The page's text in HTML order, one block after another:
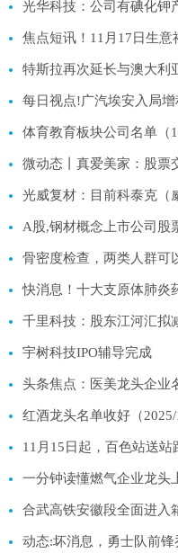
光华科技：公司有碘化钾
焦点短讯！11月17日生意
特斯拉再次延长与澳大利
每日视点!广汽埃安入局
体育教育板块公司名单（
微动态丨真爱美家：股票
A股,钢材概念上市公司股
骨密度检查，两类人群可
千里科技：股东江河汇拟
宇树科技IPO辅导完成
头条焦点：医美龙头企业
红酒龙头名单收好（2025/
11月15日起，百色站送
一分钟读懂燃气企业龙头
合武高铁安徽段全面进入